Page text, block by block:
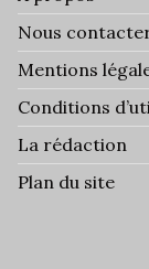
Nous
Mentions
Conditions
La rédaction
Plan du site